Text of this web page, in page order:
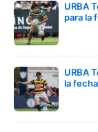
URBA
para la
URBA
la